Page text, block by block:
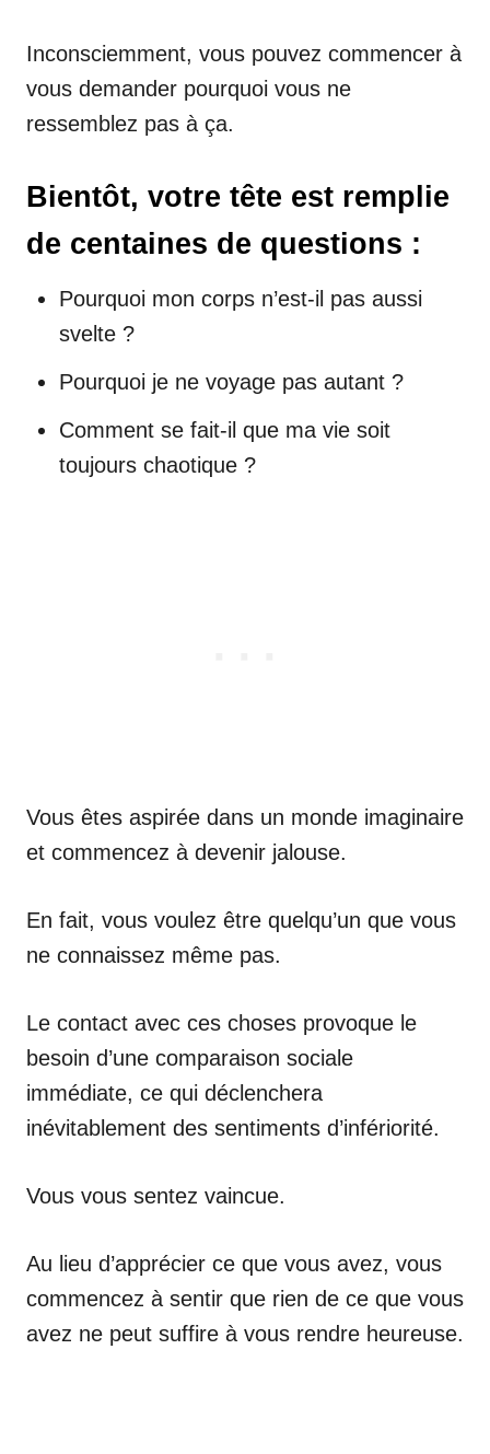
Inconsciemment, vous pouvez commencer à
vous demander pourquoi vous ne
ressemblez pas à ça.
Bientôt, votre tête est remplie
de centaines de questions :
Pourquoi mon corps n’est-il pas aussi
svelte ?
Pourquoi je ne voyage pas autant ?
Comment se fait-il que ma vie soit
toujours chaotique ?
Vous êtes aspirée dans un monde imaginaire
et commencez à devenir jalouse.
En fait, vous voulez être quelqu’un que vous
ne connaissez même pas.
Le contact avec ces choses provoque le
besoin d’une comparaison sociale
immédiate, ce qui déclenchera
inévitablement des sentiments d’infériorité.
Vous vous sentez vaincue.
Au lieu d’apprécier ce que vous avez, vous
commencez à sentir que rien de ce que vous
avez ne peut suffire à vous rendre heureuse.